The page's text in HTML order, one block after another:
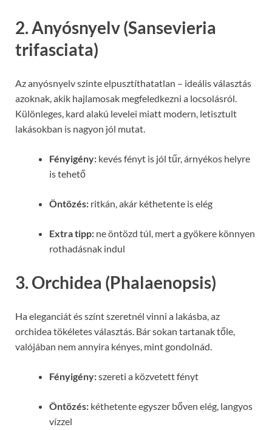
2. Anyósnyelv (Sansevieria
trifasciata)
Az anyósnyelv szinte elpusztíthatatlan – ideális választás
azoknak, akik hajlamosak megfeledkezni a locsolásról.
Különleges, kard alakú levelei miatt modern, letisztult
lakásokban is nagyon jól mutat.
Fényigény: kevés fényt is jól tűr, árnyékos helyre
is tehető
Öntözés: ritkán, akár kéthetente is elég
Extra tipp: ne öntözd túl, mert a gyökere könnyen
rothadásnak indul
3. Orchidea (Phalaenopsis)
Ha eleganciát és színt szeretnél vinni a lakásba, az
orchidea tökéletes választás. Bár sokan tartanak tőle,
valójában nem annyira kényes, mint gondolnád.
Fényigény:szereti a közvetett fényt
Öntözés: kéthetente egyszer bőven elég, langyos
vízzel